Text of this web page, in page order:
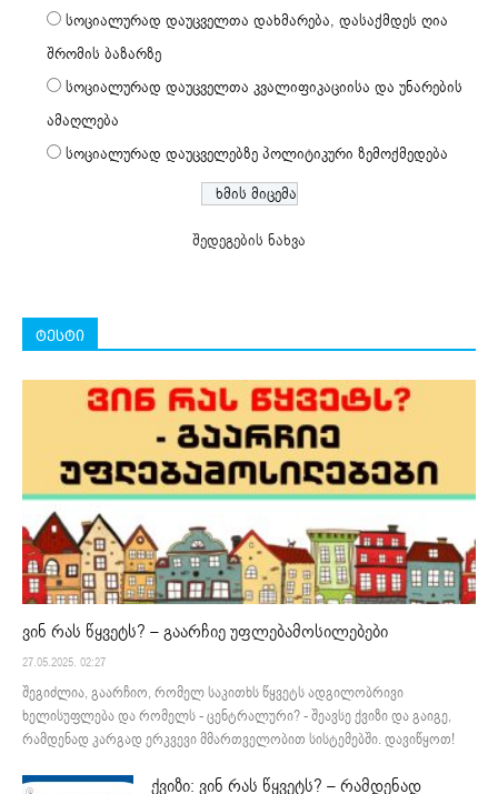
სოციალურად დაუცველთა დახმარება, დასაქმდეს ღია
შრომის ბაზარზე
სოციალურად დაუცველთა კვალიფიკაციისა და უნარების
ამაღლება
სოციალურად დაუცველებზე პოლიტიკური ზემოქმედება
შედეგების ნახვა
ტესტი
ვინ რას წყვეტს? – გაარჩიე უფლებამოსილებები
27.05.2025. 02:27
შეგიძლია, გაარჩიო, რომელ საკითხს წყვეტს ადგილობრივი
ხელისუფლება და რომელს - ცენტრალური? - შეავსე ქვიზი და გაიგე,
რამდენად კარგად ერკვევი მმართველობით სისტემებში. დავიწყოთ!
ქვიზი: ვინ რას წყვეტს? – რამდენად